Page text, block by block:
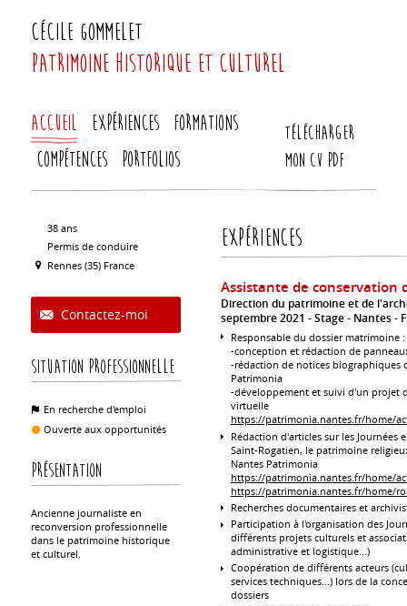
Cécile Gommelet
Patrimoine historique et culturel
Accueil Expériences
Formations
Compétences
Portfolios
Télécharger
mon CV PDF
38 ans
Permis de conduire
Rennes (35) France
Contactez-moi
Situation professionnelle
En recherche d'emploi
Ouverte aux opportunités
Présentation
Ancienne journaliste en
reconversion professionnelle
dans le patrimoine historique
et culturel.
Expériences
Assistante de conservation
Direction du patrimoine et de
septembre 2021
Stage Nantes
Responsable du dossier matrimoine :
-conception et rédaction de
-rédaction de notices biographiques
Patrimonia
-développement et suivi d'un projet
virtuelle
https://patrimonia.nantes.fr/home/
Rédaction d'articles sur les
Saint-Rogatien, le patrimoine
Nantes Patrimonia
https://patrimonia.nantes.fr/home/
https://patrimonia.nantes.fr/home/
Recherches documentaires et
Participation à l'organisation des
différents projets culturels et
administrative et logistique...)
Coopération de différents acteurs
services techniques...) lors de la
dossiers